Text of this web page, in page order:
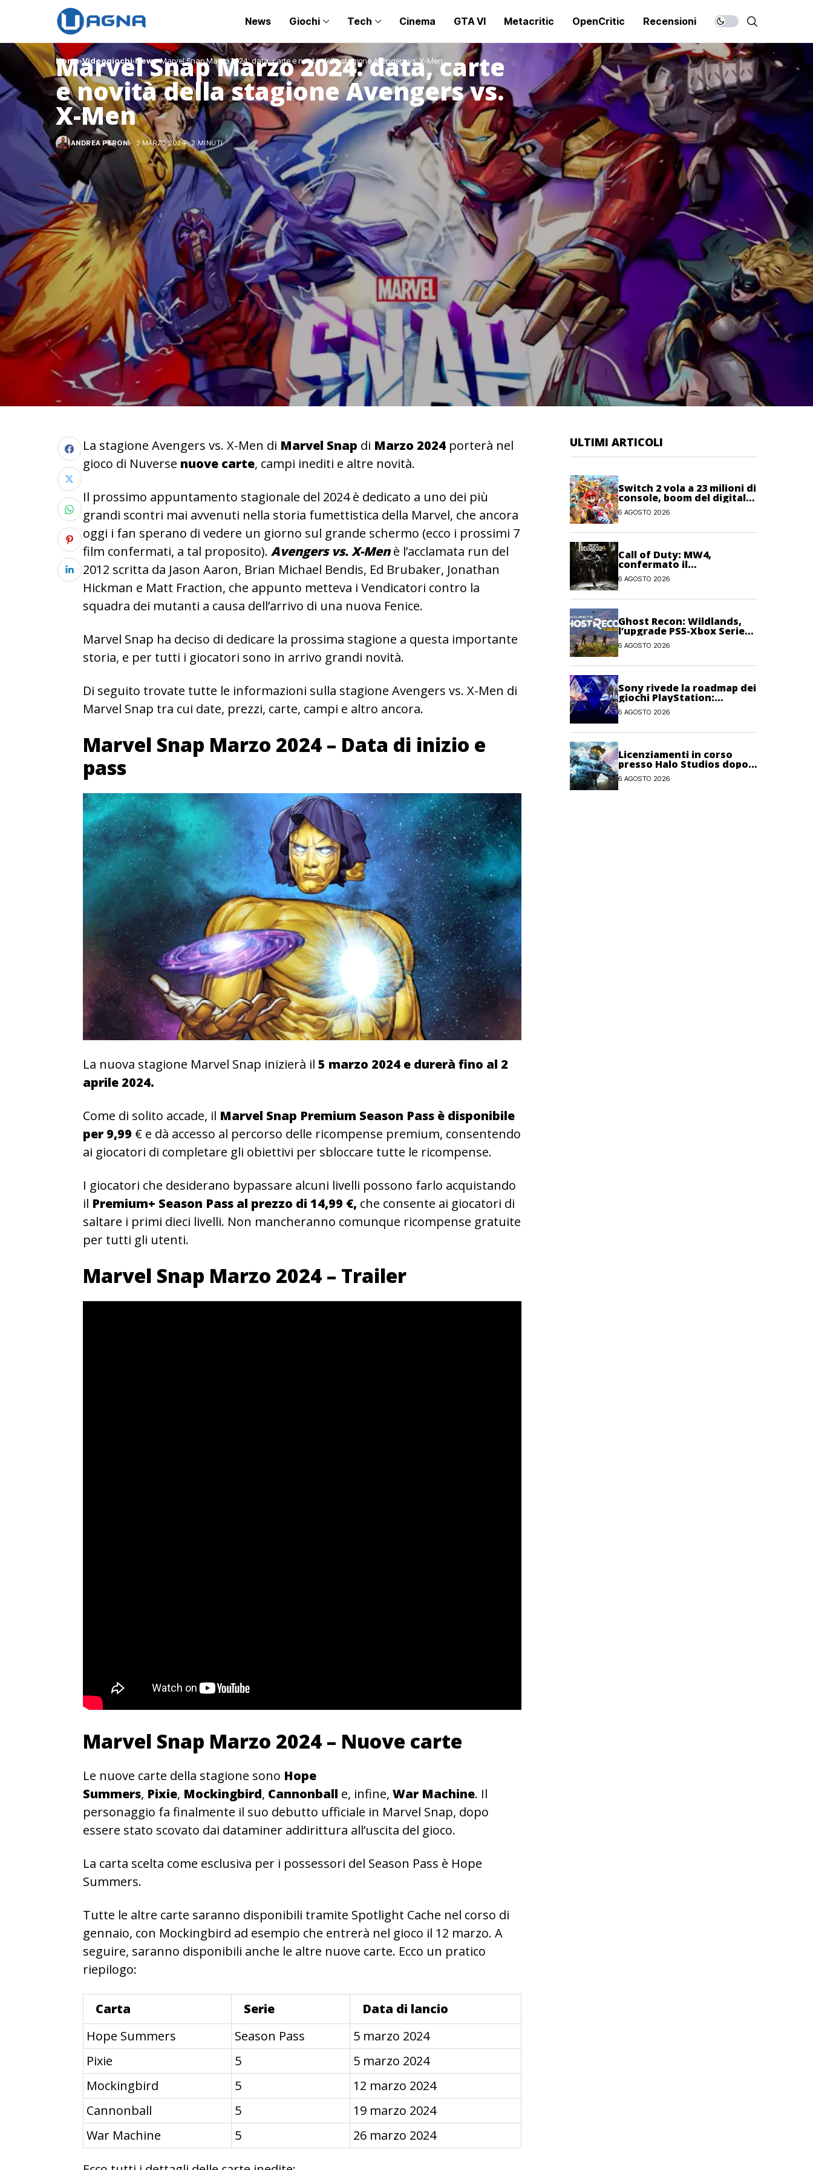
News Giochi Tech Cinema GTA VI Metacritic OpenCritic Recensioni
Home Videogiochi News Marvel Snap Marzo 2024: data, carte e novità della stagione Avengers vs. X-Men
Marvel Snap Marzo 2024: data, carte
e novità della stagione Avengers vs.
X-Men
ANDREA PERONI 3 MARZO 2024 2 MINUTI
La stagione Avengers vs. X-Men di Marvel Snap di Marzo 2024 porterà nel
gioco di Nuverse nuove carte, campi inediti e altre novità.
Il prossimo appuntamento stagionale del 2024 è dedicato a uno dei più
grandi scontri mai avvenuti nella storia fumettistica della Marvel, che ancora
oggi i fan sperano di vedere un giorno sul grande schermo (ecco i prossimi 7
film confermati, a tal proposito). Avengers vs. X-Menè l’acclamata run del
2012 scritta da Jason Aaron, Brian Michael Bendis, Ed Brubaker, Jonathan
Hickman e Matt Fraction, che appunto metteva i Vendicatori contro la
squadra dei mutanti a causa dell’arrivo di una nuova Fenice.
Marvel Snap ha deciso di dedicare la prossima stagione a questa importante
storia, e per tutti i giocatori sono in arrivo grandi novità.
Di seguito trovate tutte le informazioni sulla stagione Avengers vs. X-Men di
Marvel Snap tra cui date, prezzi, carte, campi e altro ancora.
Marvel Snap Marzo 2024 – Data di inizio e
pass
La nuova stagione Marvel Snap inizierà il 5 marzo 2024 e durerà fino al 2
aprile 2024.
Come di solito accade, il Marvel Snap Premium Season Pass è disponibile
per 9,99 € e dà accesso al percorso delle ricompense premium, consentendo
ai giocatori di completare gli obiettivi per sbloccare tutte le ricompense.
I giocatori che desiderano bypassare alcuni livelli possono farlo acquistando
il Premium+ Season Pass al prezzo di 14,99 €, che consente ai giocatori di
saltare i primi dieci livelli. Non mancheranno comunque ricompense gratuite
per tutti gli utenti.
Marvel Snap Marzo 2024 – Trailer
Marvel Snap Marzo 2024 – Nuove carte
Le nuove carte della stagione sono Hope
Summers, Pixie, Mockingbird, Cannonball e, infine, War Machine. Il
personaggio fa finalmente il suo debutto ufficiale in Marvel Snap, dopo
essere stato scovato dai dataminer addirittura all’uscita del gioco.
La carta scelta come esclusiva per i possessori del Season Pass è Hope
Summers.
Tutte le altre carte saranno disponibili tramite Spotlight Cache nel corso di
gennaio, con Mockingbird ad esempio che entrerà nel gioco il 12 marzo. A
seguire, saranno disponibili anche le altre nuove carte. Ecco un pratico
riepilogo:
Carta Serie
Data di lancio
Hope Summers
Season Pass
5 marzo 2024
Pixie
5
5 marzo 2024
Mockingbird
5
12 marzo 2024
Cannonball
5
19 marzo 2024
War Machine
5 26 marzo 2024
ULTIMI ARTICOLI
Switch 2 vola a 23 milioni di
console, boom del digitale
anche per Nintendo
6 AGOSTO 2026
Call of Duty: MW4,
confermato il
trasferimento dei token
2XP da Warzone e Black
6 AGOSTO 2026
Ghost Recon: Wildlands,
l’upgrade PS5-Xbox Series
potrebbe arrivare oggi
6 AGOSTO 2026
Sony rivede la roadmap dei
giochi PlayStation:
possibili cambiamenti per
l’anno fiscale 2026
6 AGOSTO 2026
Licenziamenti in corso
presso Halo Studios dopo il
lancio di Halo: Campaign
Evolved
6 AGOSTO 2026